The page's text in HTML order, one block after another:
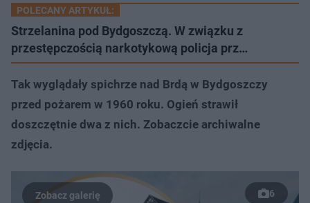
POLECANY ARTYKUŁ:
Strzelanina pod Bydgoszczą. W związku z
przestępczością narkotykową policja prz…
Tak wyglądały spichrze nad Brdą w Bydgoszczy
przed pożarem w 1960 roku. Ogień strawił
doszczętnie dwa z nich. Zobaczcie archiwalne
zdjęcia.
6